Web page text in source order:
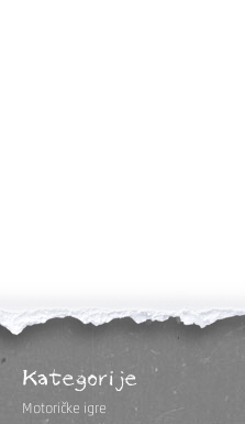
Kategorije
Motoričke igre